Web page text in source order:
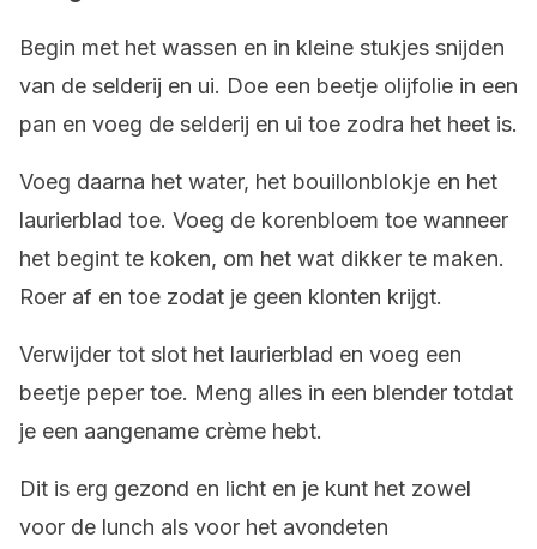
Begin met het wassen en in kleine stukjes snijden
van de selderij en ui. Doe een beetje olijfolie in een
pan en voeg de selderij en ui toe zodra het heet is.
Voeg daarna het water, het bouillonblokje en het
laurierblad toe. Voeg de korenbloem toe wanneer
het begint te koken, om het wat dikker te maken.
Roer af en toe zodat je geen klonten krijgt.
Verwijder tot slot het laurierblad en voeg een
beetje peper toe. Meng alles in een blender totdat
je een aangename crème hebt.
Dit is erg gezond en licht en je kunt het zowel
voor de lunch als voor het avondeten